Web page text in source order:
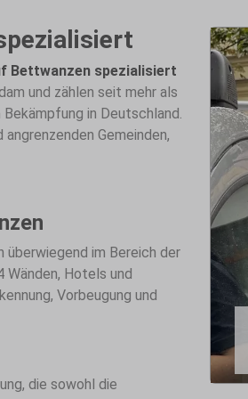
Bettwanzen spezialisiert
und zählen seit mehr als
in Deutschland.
Gemeinden,
überwiegend im Bereich der
Hotels und
Vorbeugung und
die sowohl die